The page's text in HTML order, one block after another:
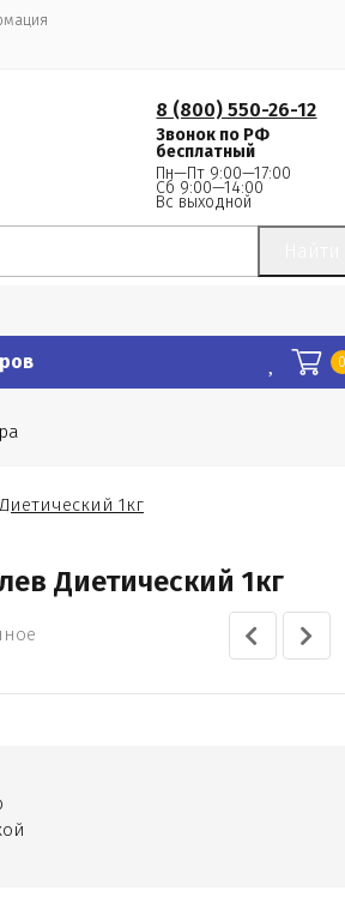
8 (800) 550-26-12
Звонок по РФ
бесплатный
Пн—Пт 9:00—17:00
Сб 9:00—14:00
Вс выходной
Диетический 1кг